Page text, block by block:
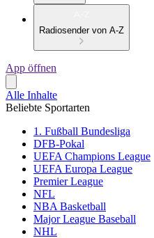
Radiosender von A-Z
App öffnen
Alle Inhalte
Beliebte Sportarten
1. Fußball Bundesliga
DFB-Pokal
UEFA Champions League
UEFA Europa League
Premier League
NFL
NBA Basketball
Major League Baseball
NHL